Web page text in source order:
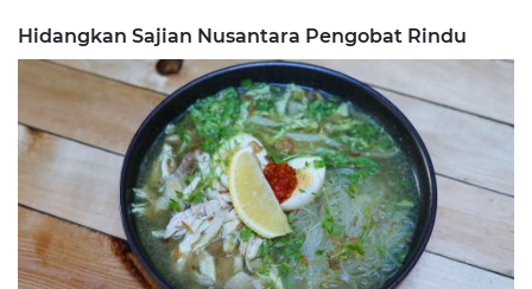
Hidangkan Sajian Nusantara Pengobat Rindu